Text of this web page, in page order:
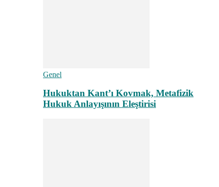
Genel
Hukuktan Kant’ı Kovmak, Metafizik
Hukuk Anlayışının Eleştirisi